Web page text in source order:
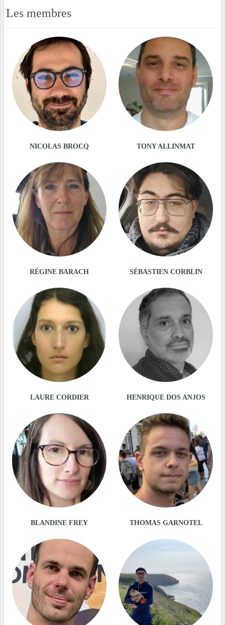
Les membres
NICOLAS BROCQ TONY ALLINMAT
RÉGINE BARACH SÉBASTIEN CORBLIN
LAURE CORDIER HENRIQUE DOS ANJOS
BLANDINE FREY THOMAS GARNOTEL